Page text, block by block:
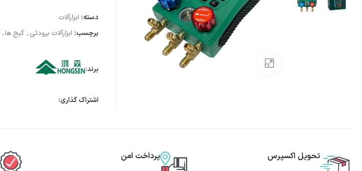
دسته: ابزارآلات
برچسب: ابزارآلات برودتی, گیج ها,
برند:
اشتراک گذاری:
تحویل اکسپرس پرداخت امن